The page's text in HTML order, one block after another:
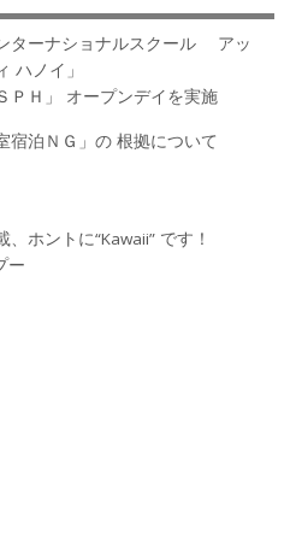
ターナショナルスクール アッ
ハノイ」
ＰＨ」 オープンデイを実施
宿泊ＮＧ」の 根拠について
ホントに“Kawaii” です！
ー